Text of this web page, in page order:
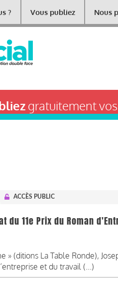
? Vous publiez Nous
gratuitement
ACCÈS PUBLIC
du 11e Prix du Roman
» (ditions La Table Ronde),
et du travail (...)